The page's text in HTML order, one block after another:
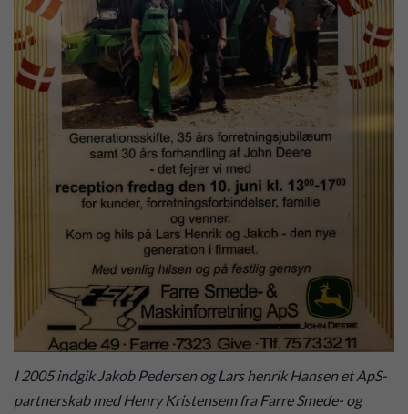
I 2005 indgik Jakob Pedersen og Lars henrik Hansen et ApS-
partnerskab med Henry Kristensem fra Farre Smede- og